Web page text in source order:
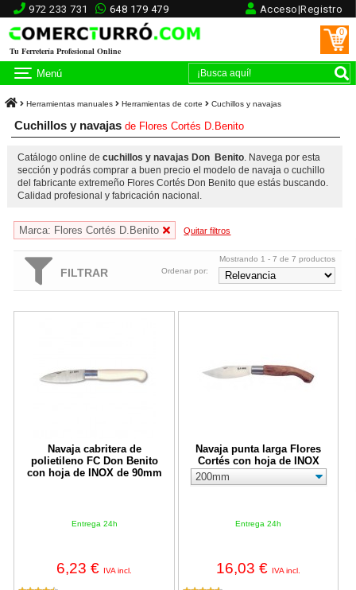
972 233 731 648 179 479 Acceso|Registro
Tu Ferretería Profesional Online
0
Menú
Herramientas manuales Herramientas de corte Cuchillos y navajas
Cuchillos y navajasde Flores Cortés D.Benito
Catálogo online de cuchillos y navajas Don Benito. Navega por esta
sección y podrás comprar a buen precio el modelo de navaja o cuchillo
del fabricante extremeño Flores Cortés Don Benito que estás buscando.
Calidad profesional y fabricación nacional.
Marca: Flores Cortés D.Benito Quitar filtros
FILTRAR
Mostrando 1 - 7 de 7 productos
Ordenar por:
Navaja cabritera de
polietileno FC Don Benito
con hoja de INOX de 90mm
Entrega 24h
6,23 € IVA incl.
Navaja punta larga Flores
Cortés con hoja de INOX
Entrega 24h
16,03 € IVA incl.